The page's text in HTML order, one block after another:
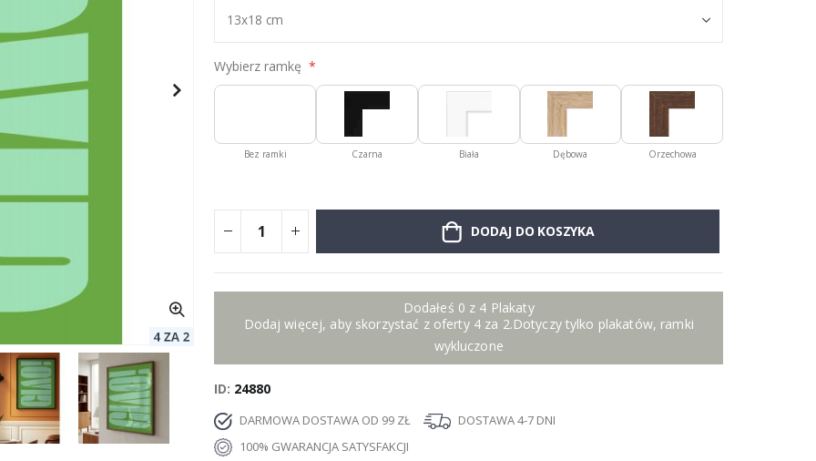
Wybierz ramkę
Bez ramki Czarna Biała Dębowa Orzechowa
DODAJ DO KOSZYKA
Dodałeś 0 z 4 Plakaty
Dodaj więcej, aby skorzystać z oferty 4 za 2.Dotyczy tylko plakatów, ramki
wykluczone
ID 24880
DARMOWA DOSTAWA OD 99 ZŁ
DOSTAWA 4-7 DNI
100% GWARANCJA SATYSFAKCJI